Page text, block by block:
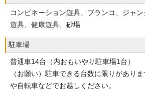
コンビネーション遊具、ブランコ、ジャ
遊具、健康遊具、砂場
駐車場
普通車14台（内おもいやり駐車場1台）
（お願い）駐車できる台数に限りがあり
や自転車などでお越しください。